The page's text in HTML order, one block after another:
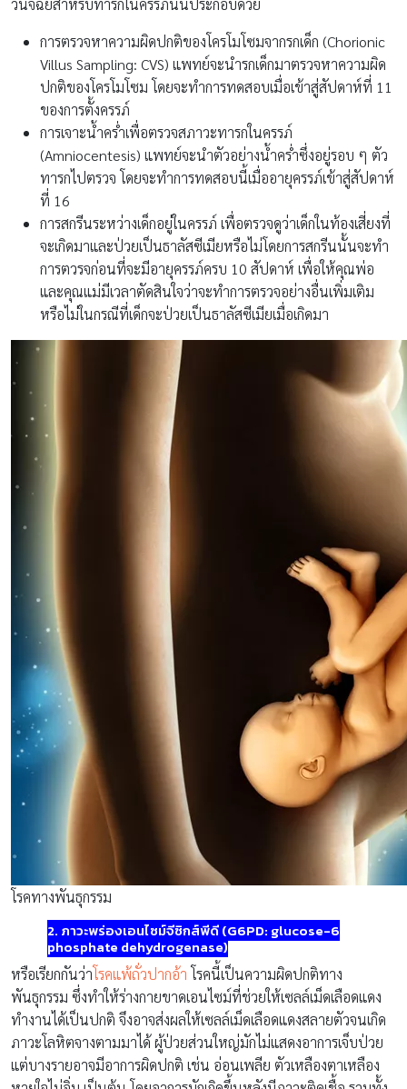
การตรวจหาความผิดปกติของโครโมโซมจากรกเด็ก (Chorionic
Villus Sampling: CVS) แพทย์จะนำรกเด็กมาตรวจหาความผิด
ปกติของโครโมโซม โดยจะทำการทดสอบเมื่อเข้าสู่สัปดาห์ที่ 11
ของการตั้งครรภ์
การเจาะน้ำคร่ำเพื่อตรวจสภาวะทารกในครรภ์
(Amniocentesis) แพทย์จะนำตัวอย่างน้ำคร่ำซึ่งอยู่รอบ ๆ ตัว
ทารกไปตรวจ โดยจะทำการทดสอบนี้เมื่ออายุครรภ์เข้าสู่สัปดาห์
ที่ 16
การสกรีนระหว่างเด็กอยู่ในครรภ์ เพื่อตรวจดูว่าเด็กในท้องเสี่ยงที่
จะเกิดมาและป่วยเป็นธาลัสซีเมียหรือไม่โดยการสกรีนนั้นจะทำ
การตวรจก่อนที่จะมีอายุครรภ์ครบ 10 สัปดาห์ เพื่อให้คุณพ่อ
และคุณแม่มีเวลาตัดสินใจว่าจะทำการตรวจอย่างอื่นเพิ่มเติม
หรือไม่ในกรณีที่เด็กจะป่วยเป็นธาลัสซีเมียเมื่อเกิดมา
โรคทางพันธุกรรม
2. ภาวะพร่องเอนไซม์จีซิกส์พีดี (G6PD: glucose-6
phosphate dehydrogenase)
หรือเรียกกันว่าโรคแพ้ถั่วปากอ้า โรคนี้เป็นความผิดปกติทาง
พันธุกรรม ซึ่งทำให้ร่างกายขาดเอนไซม์ที่ช่วยให้เซลล์เม็ดเลือดแดง
ทำงานได้เป็นปกติ จึงอาจส่งผลให้เซลล์เม็ดเลือดแดงสลายตัวจนเกิด
ภาวะโลหิตจางตามมาได้ ผู้ป่วยส่วนใหญ่มักไม่แสดงอาการเจ็บป่วย
แต่บางรายอาจมีอาการผิดปกติ เช่น อ่อนเพลีย ตัวเหลืองตาเหลือง